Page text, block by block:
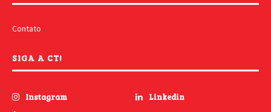
Contato
SIGA A CT!
Instagram
Linkedin